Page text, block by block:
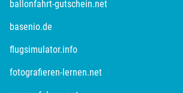
ballonfahrt-gutschein.net
basenio.de
flugsimulator.info
fotografieren-lernen.net
Nürnberg
Oberhavel